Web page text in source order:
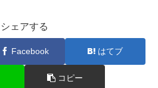
シェアする
Facebook はてブ
コピー